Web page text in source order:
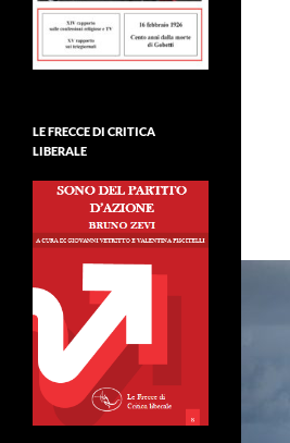
LE FRECCE DI CRITICA
LIBERALE